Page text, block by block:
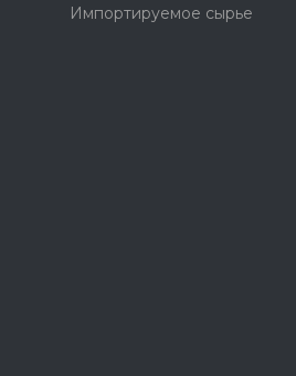
Импортируемое сырье